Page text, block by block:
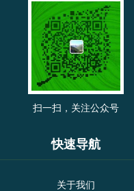
扫一扫，关注公众号
快速导航
关于我们